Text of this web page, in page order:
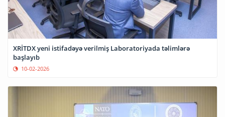
XRİTDX yeni istifadəyə verilmiş Laboratoriyada təlimlərə
başlayıb
10-02-2026